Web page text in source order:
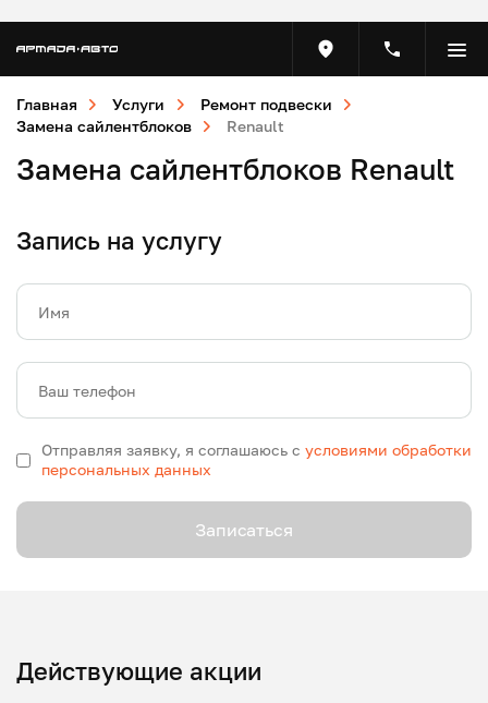
Главная Услуги
Ремонт подвески
Замена сайлентблоков
Renault
Замена сайлентблоков Renault
Запись на услугу
Имя
Ваш телефон
Отправляя заявку, я соглашаюсь с условиями обработки
персональных данных
Записаться
Действующие акции